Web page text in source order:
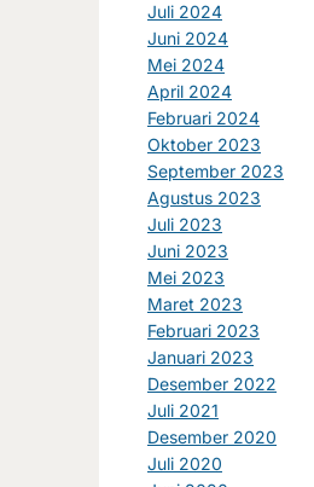
Juli 2024
Juni 2024
Mei 2024
April 2024
Februari 2024
Oktober 2023
September 2023
Agustus 2023
Juli 2023
Juni 2023
Mei 2023
Maret 2023
Februari 2023
Januari 2023
Desember 2022
Juli 2021
Desember 2020
Juli 2020